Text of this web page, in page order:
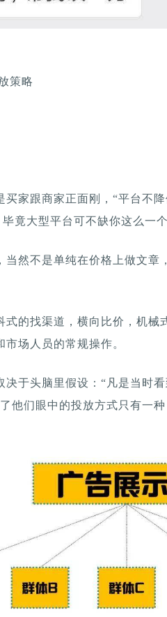
策略
买家跟商家正面刚，“平台不
竟大型平台可不缺你这么一个
当然不是单纯在价格上做文章
式的找渠道，横向比价，机械
场人员的常规操作。
决于头脑里假设：“凡是当时
他们眼中的投放方式只有一种